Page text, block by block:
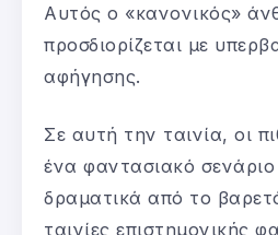
Αυτός ο «κανονικός»
προσδιορίζεται με
αφήγησης.
Σε αυτή την ταινία, οι
ένα φαντασιακό σενάριο
δραματικά από το
ταινίες επιστημονικής